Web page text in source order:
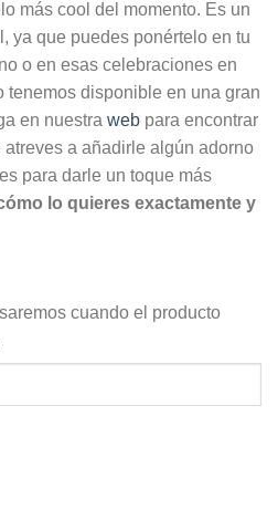
más cool del momento. Es un
ya que puedes ponértelo en tu
o en esas celebraciones en
tenemos disponible en una gran
en nuestra web para encontrar
a añadirle algún adorno
para darle un toque más
lo quieres exactamente y
cuando el producto